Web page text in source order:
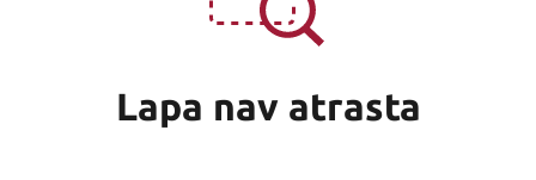
Lapa nav atrasta